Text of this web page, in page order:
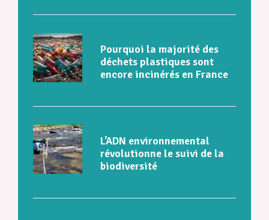
Pourquoi la majorité des
déchets plastiques sont
encore incinérés en France
L’ADN environnemental
révolutionne le suivi de la
biodiversité